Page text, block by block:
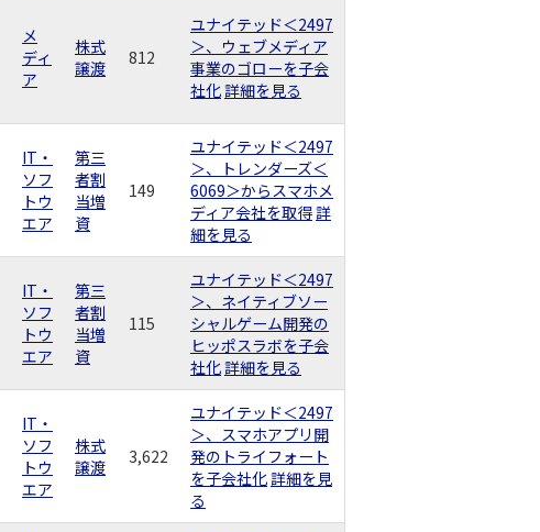
メ
ディ
ア
株式
譲渡
812
ユナイテッド＜2497
＞、ウェブメディア
事業のゴローを子会
社化詳細を見る
IT・
ソフ
トウ
エア
第三
者割
当増
資
149
ユナイテッド＜2497
＞、トレンダーズ＜
6069＞からスマホメ
ディア会社を取得詳
細を見る
IT・
ソフ
トウ
エア
第三
者割
当増
資
115
ユナイテッド＜2497
＞、ネイティブソー
シャルゲーム開発の
ヒッポスラボを子会
社化詳細を見る
IT・
ソフ
トウ
エア
株式
譲渡
3,622
ユナイテッド＜2497
＞、スマホアプリ開
発のトライフォート
を子会社化詳細を見
る